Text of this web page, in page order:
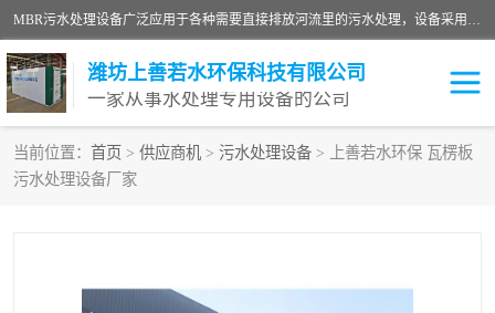
MBR污水处理设备广泛应用于各种需要直接排放河流里的污水处理，设备采用膜生物反应器（Membrane Bioreactor,简称MBR〕技术，取代了传统工艺中的二沉池，它可以*地进行固液分离，得到直接使用的稳定中水，又可在生物池内维持高浓度的微生物量，工艺剩余污泥少，极有效地去除氨氮，出水悬浮物和浊度接近于零，出水中细菌和病毒被大幅度去除，能耗低，占地面积小。
潍坊上善若水环保科技有限公司
一家从事水处理专用设备的公司
当前位置： 首页 > 供应商机 > 污水处理设备 > 上善若水环保 瓦楞板
污水处理设备厂家
污水处理设备
洗涤污水处理设备